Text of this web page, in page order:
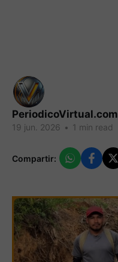
PeriodicoVirtual.com
19 jun. 2026 • 1 min read
Compartir: